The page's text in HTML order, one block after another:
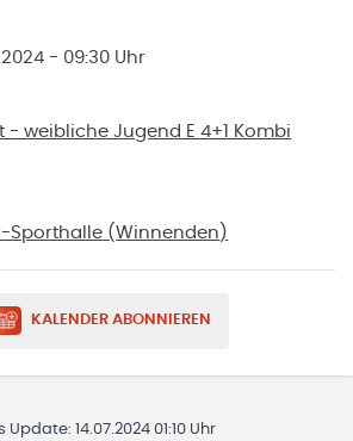
- 09:30 Uhr
- weibliche Jugend E 4+1 Kombi
Sporthalle (Winnenden )
KALENDER ABONNIEREN
Update: 14.07.2024 01:10 Uhr